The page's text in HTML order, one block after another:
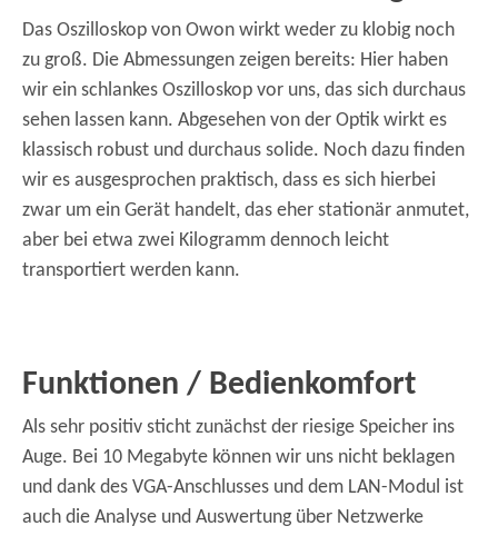
Das Oszilloskop von Owon wirkt weder zu klobig noch
zu groß. Die Abmessungen zeigen bereits: Hier haben
wir ein schlankes Oszilloskop vor uns, das sich durchaus
sehen lassen kann. Abgesehen von der Optik wirkt es
klassisch robust und durchaus solide. Noch dazu finden
wir es ausgesprochen praktisch, dass es sich hierbei
zwar um ein Gerät handelt, das eher stationär anmutet,
aber bei etwa zwei Kilogramm dennoch leicht
transportiert werden kann.
Funktionen / Bedienkomfort
Als sehr positiv sticht zunächst der riesige Speicher ins
Auge. Bei 10 Megabyte können wir uns nicht beklagen
und dank des VGA-Anschlusses und dem LAN-Modul ist
auch die Analyse und Auswertung über Netzwerke